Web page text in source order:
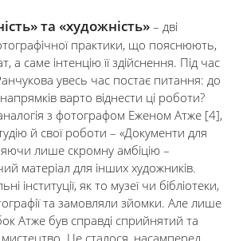
та «художність» – дві
практики, що пояснюють,
а саме інтенцію її здійснення. Під час
увесь час постає питання: до
варто віднести ці роботи?
з фотографом Еженом Атже [4],
й свої роботи – «Документи для
лише скромну амбіцію –
матеріал для інших художників.
інституції, як то музеї чи бібліотеки,
та замовляли зйомки. Але лише
Атже був справді сприйнятий та
Це сталося, насамперед,